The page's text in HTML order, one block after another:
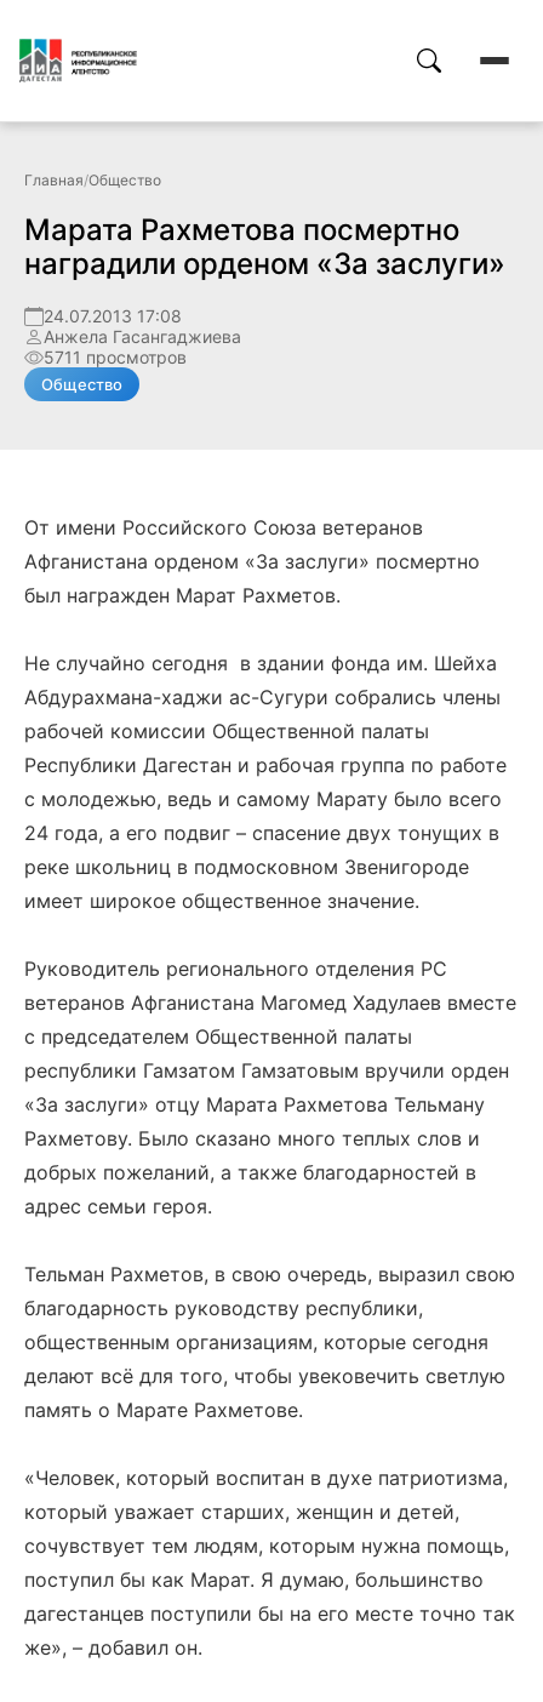
Главная/Общество
Марата Рахметова посмертно
наградили орденом «За заслуги»
24.07.2013 17:08
Анжела Гасангаджиева
5711 просмотров
Общество
От имени Российского Союза ветеранов
Афганистана орденом «За заслуги» посмертно
был награжден Марат Рахметов.
Не случайно сегодня в здании фонда им. Шейха
Абдурахмана-хаджи ас-Сугури собрались члены
рабочей комиссии Общественной палаты
Республики Дагестан и рабочая группа по работе
с молодежью, ведь и самому Марату было всего
24 года, а его подвиг – спасение двух тонущих в
реке школьниц в подмосковном Звенигороде
имеет широкое общественное значение.
Руководитель регионального отделения РС
ветеранов Афганистана Магомед Хадулаев вместе
с председателем Общественной палаты
республики Гамзатом Гамзатовым вручили орден
«За заслуги» отцу Марата Рахметова Тельману
Рахметову. Было сказано много теплых слов и
добрых пожеланий, а также благодарностей в
адрес семьи героя.
Тельман Рахметов, в свою очередь, выразил свою
благодарность руководству республики,
общественным организациям, которые сегодня
делают всё для того, чтобы увековечить светлую
память о Марате Рахметове.
«Человек, который воспитан в духе патриотизма,
который уважает старших, женщин и детей,
сочувствует тем людям, которым нужна помощь,
поступил бы как Марат. Я думаю, большинство
дагестанцев поступили бы на его месте точно так
же», – добавил он.